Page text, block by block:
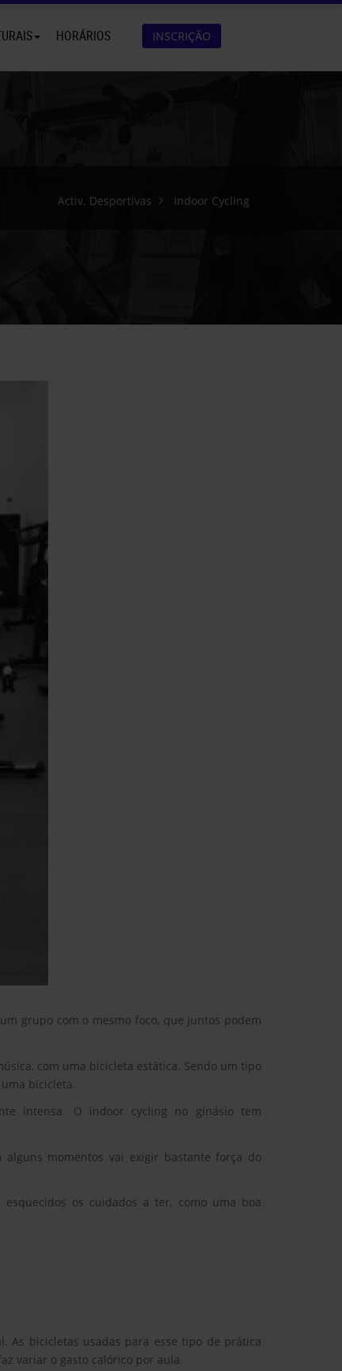
HORÁRIOS INSCRIÇÃO
Activ. Desportivas Indoor Cycling
grupo com o mesmo foco, que juntos podem
com uma bicicleta estática. Sendo um tipo
bicicleta.
intensa. O indoor cycling no ginásio tem
momentos vai exigir bastante força do
os cuidados a ter, como uma boa
As bicicletas usadas para esse tipo de prática
variar o gasto calórico por aula.